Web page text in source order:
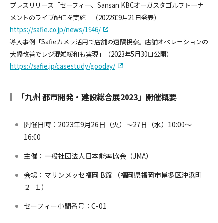
プレスリリース「セーフィー、Sansan KBCオーガスタゴルフトーナ
メントのライブ配信を実施」（2022年9月21日発表）
https://safie.co.jp/news/1946/
導入事例「Safieカメラ活用で店舗の遠隔視察。店舗オペレーションの
大幅改善でレジ混雑緩和も実現」（2023年5月30日公開）
https://safie.jp/casestudy/gooday/
「九州 都市開発・建設総合展2023」開催概要
開催日時：2023年9月26日（火）～27日（水）10:00～
16:00
主催：一般社団法人日本能率協会（JMA）
会場：マリンメッセ福岡 B館 （福岡県福岡市博多区沖浜町
２−１）
セーフィー小間番号：C-01